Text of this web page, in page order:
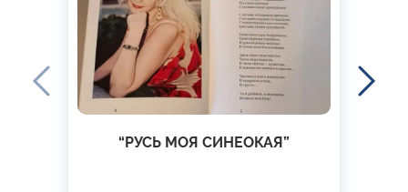
“РУСЬ МОЯ СИНЕОКАЯ”